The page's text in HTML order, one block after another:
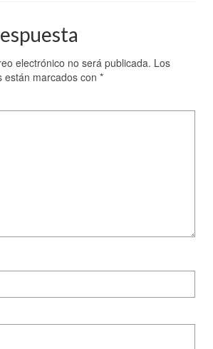
electrónico no será publicada. Los
están marcados con *